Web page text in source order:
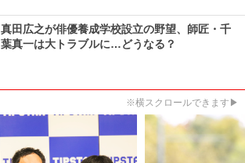
真田広之が俳優養成学校設立の野望、師匠・千
葉真一は大トラブルに…どうなる？
※横スクロールできます▶